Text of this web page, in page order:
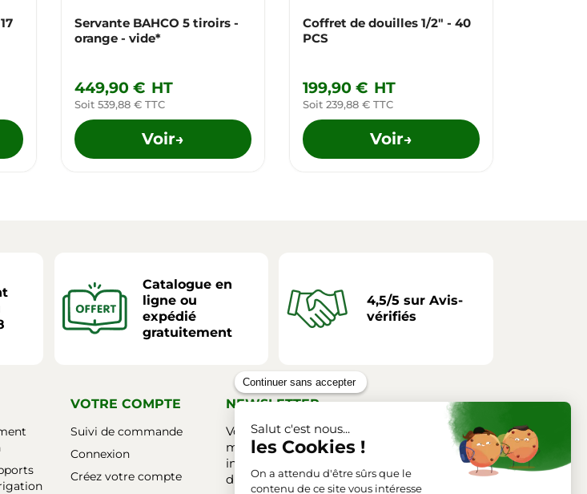
Servante BAHCO 5 tiroirs -
orange - vide*
449,90 € HT
Soit 539,88 € TTC
Voir→
Coffret de douilles 1/2" - 40
PCS
199,90 € HT
Soit 239,88 € TTC
Voir→
Catalogue en
ligne ou
expédié
gratuitement
4,5/5 sur Avis-
vérifiés
VOTRE COMPTE
Suivi de commande
Connexion
Créez votre compte
NEWSLETTER
Vous pouvez vous désinscrire à tout
moment. Vous trouverez pour cela nos
informations de contact dans les conditions
d'utilisation du site.